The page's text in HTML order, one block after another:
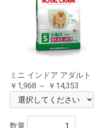
ミニ インドア アダルト
￥1,968 ～ ￥14,353
数量